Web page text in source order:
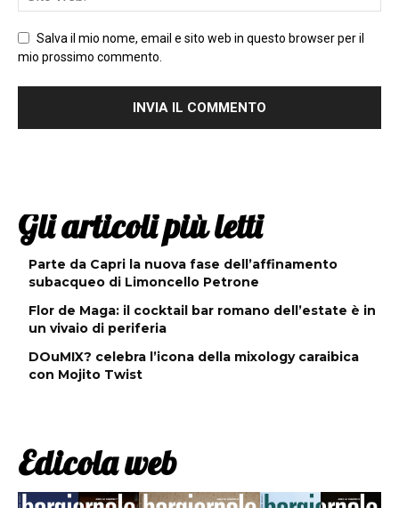
Salva il mio nome, email e sito web in questo browser per il
mio prossimo commento.
Gli articoli più letti
Parte da Capri la nuova fase dell’affinamento
subacqueo di Limoncello Petrone
Flor de Maga: il cocktail bar romano dell’estate è in
un vivaio di periferia
DOuMIX? celebra l’icona della mixology caraibica
con Mojito Twist
Edicola web